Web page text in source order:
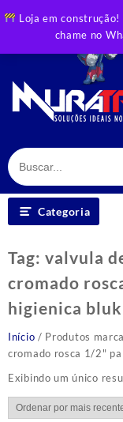
Loja em
chame no
to
Categoria
Tag: valvula
cromado
higienica
Início / Produtos
cromado rosca 1/2"
Exibindo um único